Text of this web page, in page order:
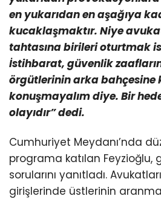
en yukarıdan en aşağıya
kucaklaşmaktır. Niye
tahtasına birileri oturtmak
İstihbarat, güvenlik
örgütlerinin arka
konuşmayalım diye. Bir
olayıdır” dedi.
Cumhuriyet Meydanı’nda
programa katılan Feyzioğlu,
sorularını yanıtladı.
girişlerinde üstlerinin